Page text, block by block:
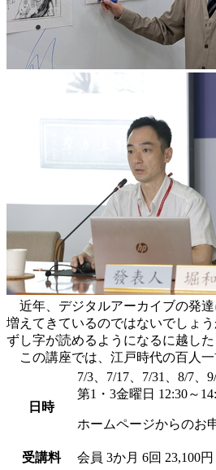
近年、デジタルアーカイブの発達
増えてきているのではないでしょ
ずし字が読めるようになるに越した
この講座では、江戸時代の百人一
日時
7/3、7/17、7/31、8/7、
第1・3金曜日 12:30～
ホームページからのお
受講料 会員 3か月 6回 23,100